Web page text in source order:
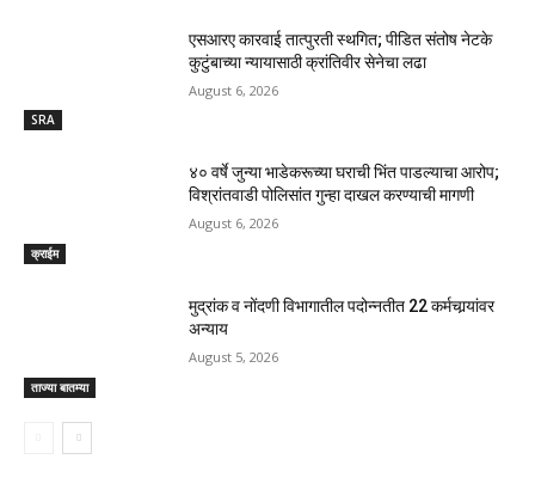
SRA
एसआरए कारवाई तात्पुरती स्थगित; पीडित संतोष नेटके
कुटुंबाच्या न्यायासाठी क्रांतिवीर सेनेचा लढा
August 6, 2026
क्राईम
४० वर्षे जुन्या भाडेकरूच्या घराची भिंत पाडल्याचा आरोप;
विश्रांतवाडी पोलिसांत गुन्हा दाखल करण्याची मागणी
August 6, 2026
ताज्या बातम्या
मुद्रांक व नोंदणी विभागातील पदोन्नतीत 22 कर्मचार्‍यांवर
अन्याय
August 5, 2026